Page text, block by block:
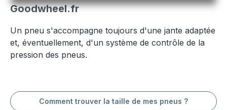
Goodwheel.fr
Un pneu s'accompagne toujours d'une jante adaptée
et, éventuellement, d'un système de contrôle de la
pression des pneus.
Comment trouver la taille de mes pneus ?